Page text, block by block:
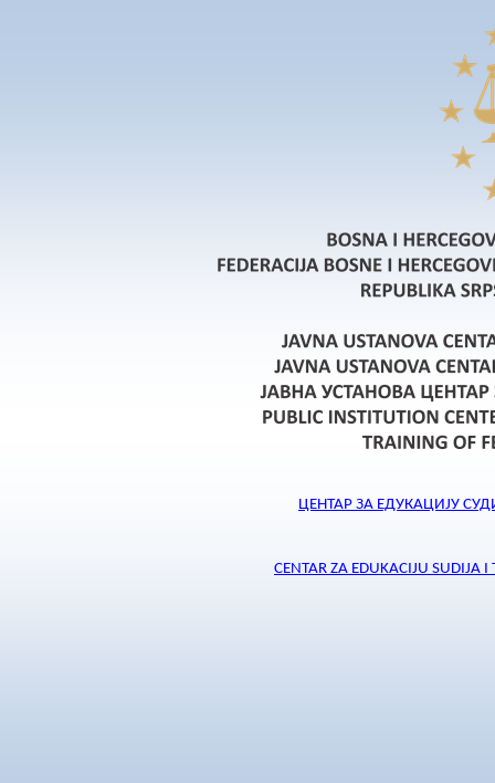
ЦЕНТАР ЗА ЕДУКАЦИЈУ
CENTAR ZA EDUKACIJU SUDIJA I